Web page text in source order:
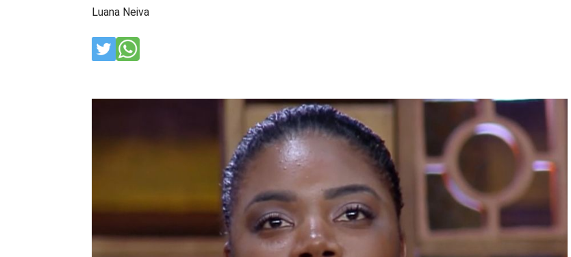
Luana Neiva